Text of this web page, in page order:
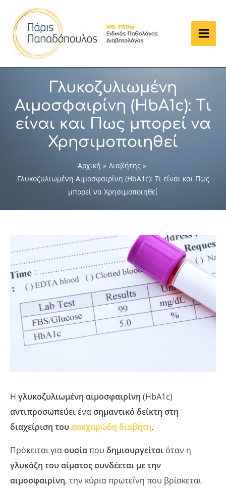
Μετάβαση
περιεχόμενο
Main
Γλυκοζυλιωμένη
Αιμοσφαιρίνη (HbA1c): Τι
είναι και Πως μπορεί να
Χρησιμοποιηθεί
Αρχική
Διαβήτης
Γλυκοζυλιωμένη Αιμοσφαιρίνη (HbA1c): Τι είναι και Πως
μπορεί να Χρησιμοποιηθεί
Η γλυκοζυλιωμένη αιμοσφαιρίνη (HbA1c)
αντιπροσωπεύειένασημαντικό δείκτη στη
διαχείριση τουσακχαρώδη διαβήτη.
Πρόκειται γιαουσίαπου δημιουργείται όταν η
γλυκόζη του αίματος συνδέεται με την
αιμοσφαιρίνη, την κύρια πρωτεΐνη που βρίσκεται